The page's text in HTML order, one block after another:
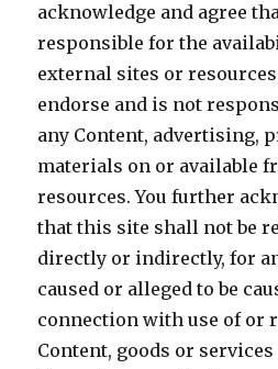
acknowledge and agree
responsible for the
external sites or
endorse and is not
any Content, advertising,
materials on or available
resources. You further
that this site shall not be
directly or indirectly, for
caused or alleged to be
connection with use of or
Content, goods or